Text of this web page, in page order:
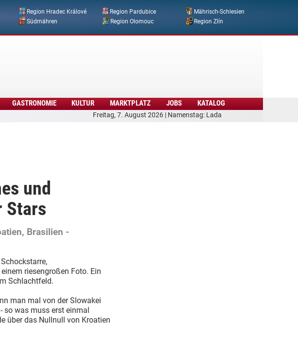
Region Hradec Králové Region Pardubice
Mährisch-Schlesien
Südmähren Region Olomouc Region Zlín
Freitag, 7. August 2026 | Namenstag: Lada
GASTRONOMIE KULTUR MARKTPLATZ JOBS KATALOG
und
Stars
Brasilien -
riesengroßen Foto. Ein
Schlachtfeld.
man mal von der Slowakei
so was muss erst einmal
über das Nullnull von Kroatien